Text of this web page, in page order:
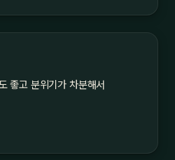
좋고 분위기가 차분해서